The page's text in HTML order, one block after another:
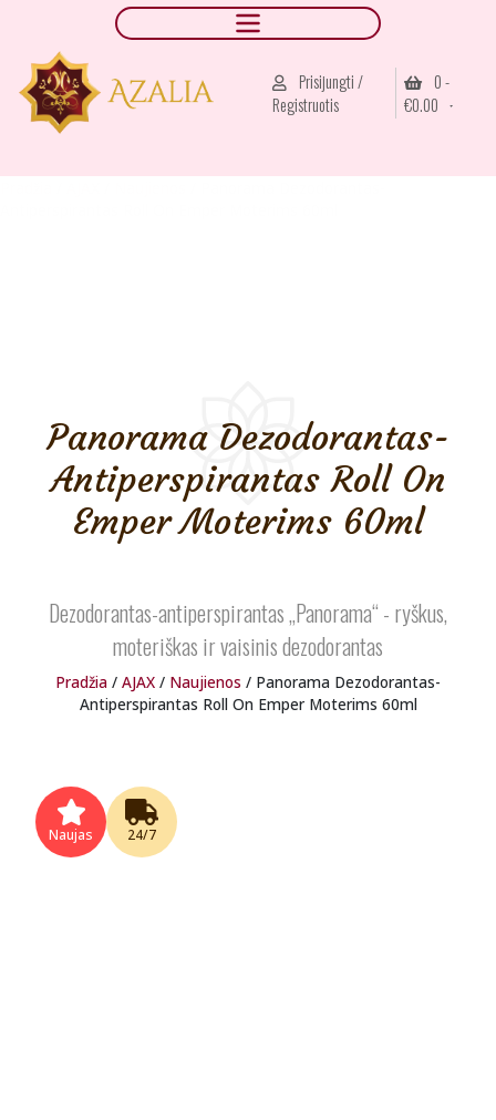
Prisijungti /
Registruotis
0 -
€0.00
Panorama Dezodorantas-
Antiperspirantas Roll On
Emper Moterims 60ml
Dezodorantas-antiperspirantas „Panorama“ - ryškus,
moteriškas ir vaisinis dezodorantas
Pradžia / AJAX / Naujienos / Panorama Dezodorantas-
Antiperspirantas Roll On Emper Moterims 60ml
Naujas 24/7